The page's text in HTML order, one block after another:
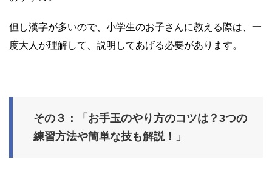
但し漢字が多いので、小学生のお子さんに教える際は、一
度大人が理解して、説明してあげる必要があります。
その３：「お手玉のやり方のコツは？3つの
練習方法や簡単な技も解説！」